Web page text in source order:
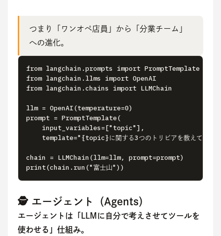
つまり「ワンオペ店員」から「分業チーム」
への進化。
from langchain.prompts import PromptTemplate
from langchain.llms import OpenAI
from langchain.chains import LLMChain
llm = OpenAI(temperature=0)
prompt = PromptTemplate(
    input_variables=["topic"],
template="{topic}に関する3つのトリビアを教えてくだ
chain = LLMChain(llm=llm, prompt=prompt)
print(chain.run("富士山"))
🕵️ エージェント（Agents）
エージェントは「LLMに自分で考えさせてツールを
使わせる」仕組み。